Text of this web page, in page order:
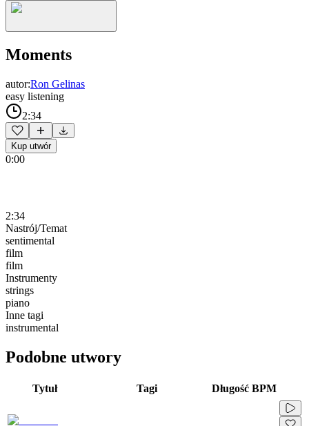
Moments
autor:Ron Gelinas
easy listening
2:34
Kup utwór
0:00
2:34
Nastrój/Temat
sentimental
film
film
Instrumenty
strings
piano
Inne tagi
instrumental
Podobne utwory
Tytuł Tagi Długość BPM